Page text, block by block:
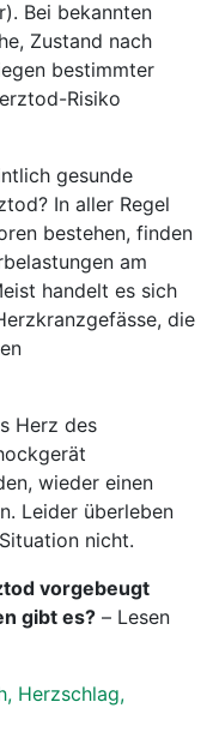
Bei bekannten
Zustand nach
bestimmter
Risiko
gesunde
In aller Regel
bestehen, finden
am
handelt es sich
die
Herz des
wieder einen
Leider überleben
nicht.
vorgebeugt
gibt es? – Lesen
Herzschlag,